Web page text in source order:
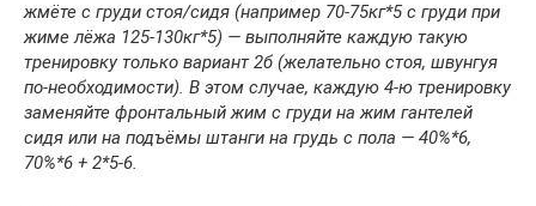
жмёте с груди стоя/сидя (например 70-75кг*5 с груди при
жиме лёжа 125-130кг*5) — выполняйте каждую такую
тренировку только вариант 2б (желательно стоя, швунгуя
по-необходимости). В этом случае, каждую 4-ю тренировку
заменяйте фронтальный жим с груди на жим гантелей
сидя или на подъёмы штанги на грудь с пола — 40%*6,
70%*6 + 2*5-6.